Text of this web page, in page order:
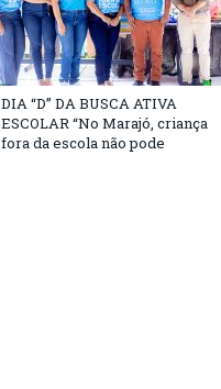
DIA “D” DA BUSCA ATIVA
ESCOLAR “No Marajó, criança
fora da escola não pode